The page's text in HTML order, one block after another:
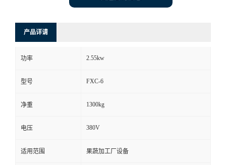
产品详请
功率 2.55kw
型号 FXC-6
净重 1300kg
电压 380V
适用范围 果蔬加工厂设备